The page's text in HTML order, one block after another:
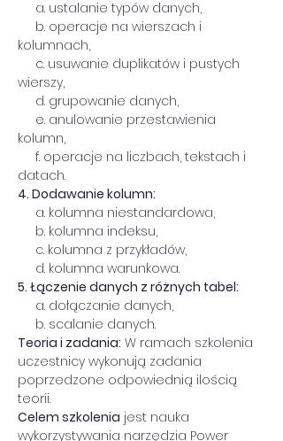
a. ustalanie typów danych,
b. operacje na wierszach i
kolumnach,
c. usuwanie duplikatów i pustych
wierszy,
d. grupowanie danych,
e. anulowanie przestawienia
kolumn,
f. operacje na liczbach, tekstach i
datach.
4. Dodawanie kolumn:
a. kolumna niestandardowa,
b. kolumna indeksu,
c. kolumna z przykładów,
d. kolumna warunkowa.
5. Łączenie danych z różnych tabel:
a. dołączanie danych,
b. scalanie danych.
Teoria i zadania: W ramach szkolenia
uczestnicy wykonują zadania
poprzedzone odpowiednią ilością
teorii.
Celem szkolenia jest nauka
wykorzystywania narzędzia Power